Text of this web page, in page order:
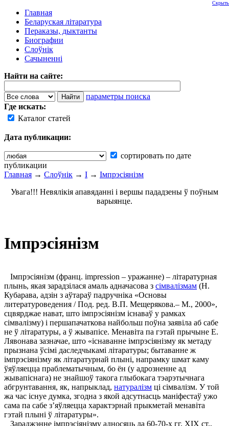
Главная
Беларуская літаратура
Пераказы, дыктанты
Биографии
Слоўнік
Сачыненні
Найти на сайте:
параметры поиска
Где искать:
Каталог статей
Дата публикации:
сортировать по дате
публикации
Скрыть
Главная → Слоўнік → І → Імпрэсіянізм
Увага!!! Невялікія апавяданні і вершы пададзены ў поўным
варыянце.
Імпрэсіянізм
Імпрэсіянізм (франц. impression – уражанне) – літаратурная
плынь, якая зарадзілася амаль адначасова з сімвалізмам (Н.
Кубарава, адзін з аўтараў падручніка «Основы
литературоведения / Под. ред. В.П. Мещерякова.– М., 2000»,
сцвярджае нават, што імпрэсіянізм існаваў у рамках
сімвалізму) і першапачаткова найбольш поўна заявіла аб сабе
не ў літаратуры, а ў жывапісе. Менавіта па гэтай прычыне Е.
Лявонава зазначае, што «існаванне імпрэсіянізму як метаду
прызнана ўсімі даследчыкамі літаратуры; бытаванне ж
імпрэсіянізму як літаратурнай плыні, напрамку шмат каму
ўяўляецца праблематычным, бо ён (у адрозненне ад
жывапіснага) не знайшоў такога глыбокага тэарэтычнага
абгрунтавання, як, напрыклад, натуралізм ці сімвалізм. У той
жа час існуе думка, згодна з якой адсутнасць маніфестаў ужо
сама па сабе з’яўляецца характэрнай прыкметай менавіта
гэтай плыні ў літаратуры».
Зараджэнне імпрэсіянізму адносяць да 60-70-х гг. ХІХ ст.,